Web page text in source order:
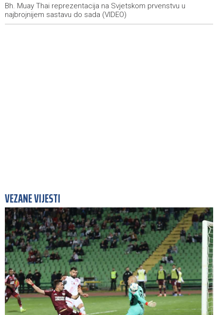
09:09
U Stupama održan prvi „Gastro Livno“: Više od 20 jela
predstavilo raznolikost livanjske gastronomije
Bh. Muay Thai reprezentacija na Svjetskom prvenstvu u
najbrojnijem sastavu do sada (VIDEO)
VEZANE VIJESTI